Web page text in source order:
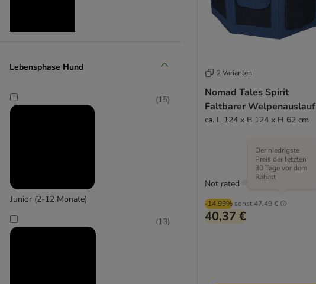
Lebensphase Hund
Junior (2-12 Monate)
(15)
(13)
2 Varianten
Nomad Tales Spirit
Faltbarer Welpenauslauf
ca. L 124 x B 124 x H 62 cm
-14.99% sonst47,49 €
Der niedrigste
Preis der letzten
30 Tage vor dem
Rabatt
40,37 €
Not rated